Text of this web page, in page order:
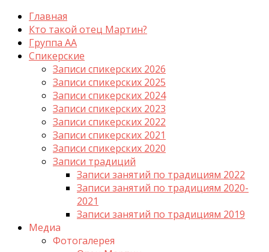
Главная
Кто такой отец Мартин?
Группа АА
Спикерские
Записи спикерских 2026
Записи спикерских 2025
Записи спикерских 2024
Записи спикерских 2023
Записи спикерских 2022
Записи спикерских 2021
Записи спикерских 2020
Записи традиций
Записи занятий по традициям 2022
Записи занятий по традициям 2020-
2021
Записи занятий по традициям 2019
Медиа
Фотогалерея